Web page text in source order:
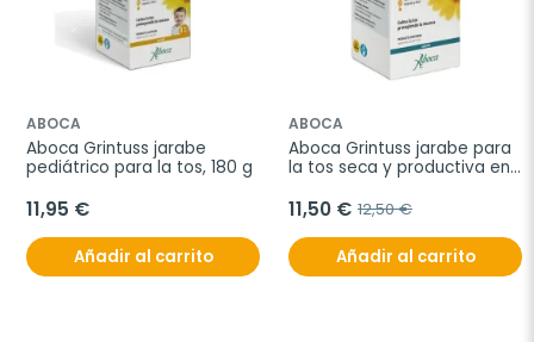
ABOCA
Aboca Grintuss jarabe
pediátrico para la tos, 180 g
11,95 €
Añadir al carrito
ABOCA
Aboca Grintuss jarabe para
la tos seca y productiva en
11,50 € 12,50 €
Añadir al carrito